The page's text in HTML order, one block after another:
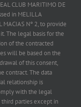
CLUB MARITIMO DE
in MELILLA
MACIAS Nº 2, to provide
The legal basis for the
of the contracted
will be based on the
of this consent,
contract. The data
relationship is
with the legal
parties except in